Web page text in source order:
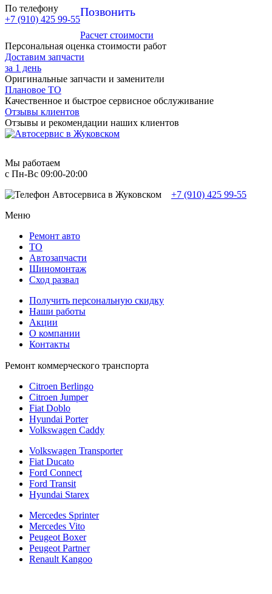
По телефону
+7 (910) 425 99-55
Позвонить
Расчет стоимости
Персональная оценка стоимости работ
Доставим запчасти
за 1 день
Оригинальные запчасти и заменители
Плановое ТО
Качественное и быстрое сервисное обслуживание
Отзывы клиентов
Отзывы и рекомендации наших клиентов
Мы работаем
с Пн-Вc 09:00-20:00
+7 (910) 425 99-55
Меню
Ремонт авто
TO
Автозапчасти
Шиномонтаж
Сход развал
Получить персональную скидку
Наши работы
Акции
О компании
Контакты
Ремонт коммерческого транспорта
Citroen Berlingo
Citroen Jumper
Fiat Doblo
Hyundai Porter
Volkswagen Caddy
Volkswagen Transporter
Fiat Ducato
Ford Connect
Ford Transit
Hyundai Starex
Mercedes Sprinter
Mercedes Vito
Peugeot Boxer
Peugeot Partner
Renault Kangoo